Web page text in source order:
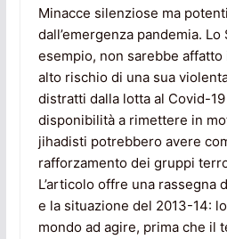
Minacce silenziose ma
dall’emergenza pandemia.
esempio, non sarebbe
alto rischio di una sua
distratti dalla lotta al Covid-
disponibilità a rimettere in
jihadisti potrebbero avere
rafforzamento dei gruppi
L’articolo offre una rassegna
e la situazione del 2013-14:
mondo ad agire, prima che il